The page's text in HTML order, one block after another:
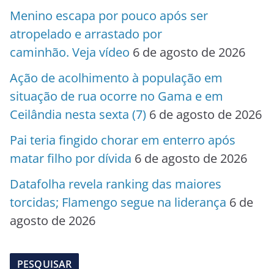
Menino escapa por pouco após ser
atropelado e arrastado por
caminhão. Veja vídeo 6 de agosto de 2026
Ação de acolhimento à população em
situação de rua ocorre no Gama e em
Ceilândia nesta sexta (7) 6 de agosto de 2026
Pai teria fingido chorar em enterro após
matar filho por dívida 6 de agosto de 2026
Datafolha revela ranking das maiores
torcidas; Flamengo segue na liderança 6 de
agosto de 2026
PESQUISAR